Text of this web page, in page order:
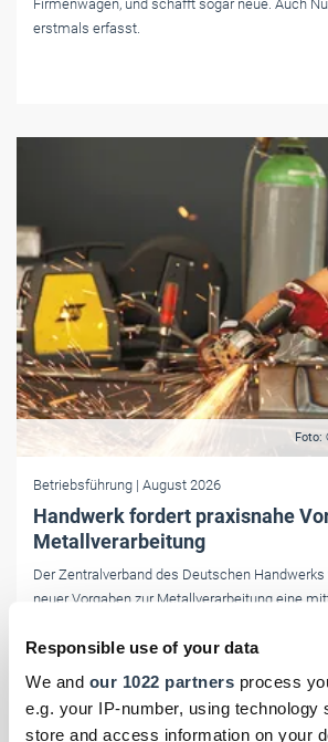
Responsible use of your data
We and our 1022 partners process
e.g. your IP-number, using technology
store and access information on your
Firmenwagen, und schafft sogar neue. Auch
erstmals erfasst.
Foto:
Betriebsführung | August 2026
Handwerk fordert praxisnahe
Metallverarbeitung
Der Zentralverband des Deutschen
neuer Vorgaben zur Metallverarbeitung eine
müssten vermieden werden.